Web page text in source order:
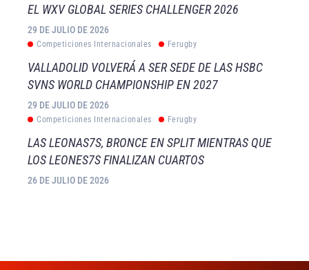
EL WXV GLOBAL SERIES CHALLENGER 2026
29 DE JULIO DE 2026
Competiciones Internacionales Ferugby
VALLADOLID VOLVERÁ A SER SEDE DE LAS HSBC
SVNS WORLD CHAMPIONSHIP EN 2027
29 DE JULIO DE 2026
Competiciones Internacionales Ferugby
LAS LEONAS7S, BRONCE EN SPLIT MIENTRAS QUE
LOS LEONES7S FINALIZAN CUARTOS
26 DE JULIO DE 2026